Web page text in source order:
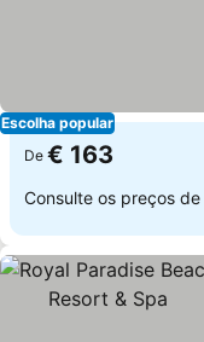
Escolha popular
De € 163
Consulte os preços de